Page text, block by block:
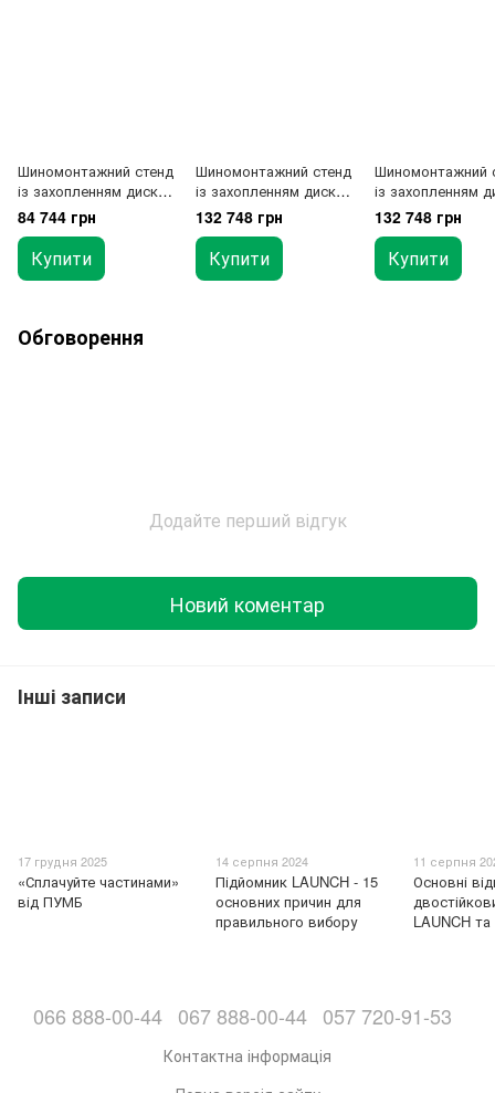
Шиномонтажний стенд
із захопленням диска
11 "-26"
84 744 грн
Купити
Шиномонтажний стенд
із захопленням диска
від 10 "до 26"
132 748 грн
Купити
Шиномонтажний
із захопленням
від 10 "до 26"
132 748 грн
Купити
Обговорення
Додайте перший відгук
Новий коментар
Інші записи
17 грудня 2025
«Сплачуйте частинами»
від ПУМБ
14 серпня 2024
Підйомник LAUNCH - 15
основних причин для
правильного вибору
11 серпня
Основні
LAUNCH
066 888-00-44 067 888-00-44 057 720-91-53
Контактна інформація